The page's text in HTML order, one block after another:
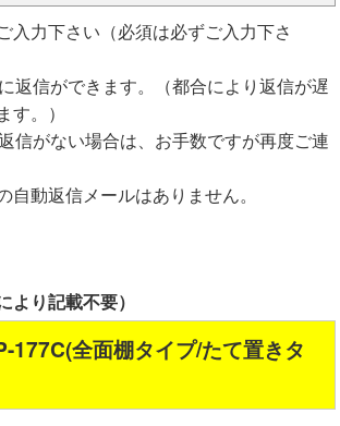
入力下さい（必須は必ずご入力下さ
返信ができます。（都合により返信が遅
す。）
信がない場合は、お手数ですが再度ご連
自動返信メールはありません。
より記載不要）
177C(全面棚タイプ/たて置きタ